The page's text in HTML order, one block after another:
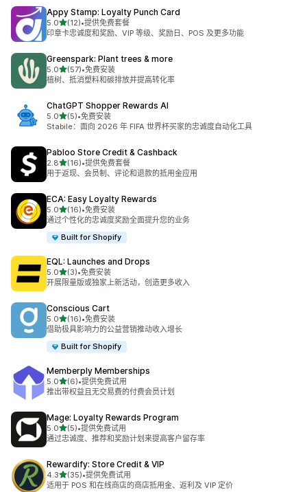
Appy Stamp: Loyalty Punch Card
5.0星（满分 5 星）
(12)
总共 12 条评论
•提供免费套餐
印章卡忠诚度和奖励、VIP 等级、奖励日、POS 及更多功能
Greenspark: Plant trees & more
5.0星（满分 5 星）
(57)
总共 57 条评论
•免费安装
植树、抵消塑料和碳排放并提高转化率
ChatGPT Shopper Rewards AI
5.0星（满分 5 星）
(5)
总共 5 条评论
•免费安装
Stabile：面向 2026 年 FIFA 世界杯买家的忠诚度自动化工具
Pabloo Store Credit & Cashback
2.8星（满分 5 星）
(16)
总共 16 条评论
•提供免费套餐
用于返现、会员制、评论和退款的抵用金应用
ECA: Easy Loyalty Rewards
5.0星（满分 5 星）
(16)
总共 16 条评论
•免费安装
通过个性化的忠诚度奖励全面提升您的业务
Built for Shopify
EQL: Launches and Drops
5.0星（满分 5 星）
(3)
总共 3 条评论
•免费安装
开展限量版或独家上新活动，创造更多收入
Conscious Cart
5.0星（满分 5 星）
(16)
总共 16 条评论
•免费安装
借助极具影响力的公益营销推动收入增长
Built for Shopify
Memberply Memberships
5.0星（满分 5 星）
(6)
总共 6 条评论
•提供免费试用
推出带权益且无交易费的付费会员计划
Mage: Loyalty Rewards Program
5.0星（满分 5 星）
(5)
总共 5 条评论
•提供免费试用
通过忠诚度、推荐和奖励计划来提高客户留存率
Rewardify: Store Credit & VIP
4.3星（满分 5 星）
(35)
总共 35 条评论
•提供免费试用
适用于 POS 和在线商店的商店抵用金、返利及 VIP 定价